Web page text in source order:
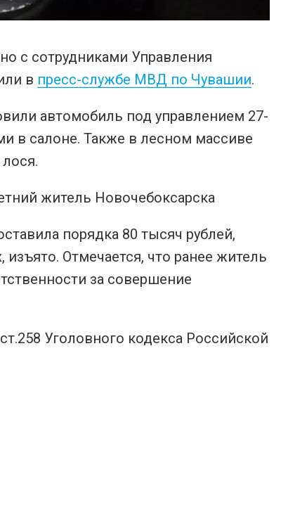
с сотрудниками Управления
в пресс-службе МВД по Чувашии.
автомобиль под управлением 27-
в салоне. Также в лесном массиве
житель Новочебоксарска
порядка 80 тысяч рублей,
Отмечается, что ранее житель
за совершение
Уголовного кодекса Российской